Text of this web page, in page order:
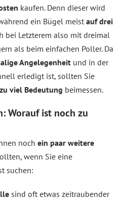
kaufen. Denn dieser wird
ein Bügel meist auf drei
bei Letzterem also mit dreimal
als beim einfachen Poller. Da
Angelegenheit und in der
erledigt ist, sollten Sie
viel Bedeutung beimessen.
Worauf ist noch zu
noch ein paar weitere
wenn Sie eine
suchen:
sind oft etwas zeitraubender